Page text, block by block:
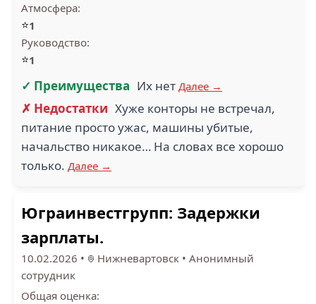
Атмосфера:
⭐1
Руководство:
⭐1
✓ Преимущества Их нет Далее →
✗ Недостатки Хуже конторы не встречал,
питание просто ужас, машины убитые,
начальство никакое… На словах все хорошо
только. Далее →
Юграинвестгрупп: Задержки
зарплаты.
10.02.2026 • Нижневартовск • Анонимный
сотрудник
Общая оценка: